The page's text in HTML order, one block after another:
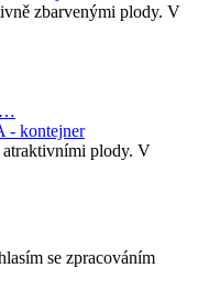
zbarvenými plody. V
…
atraktivními plody. V
se zpracováním